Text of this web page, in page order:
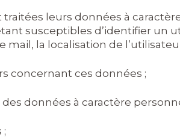
leurs données à
susceptibles d’identifier un
mail, la localisation de
concernant ces données ;
données à caractère
;